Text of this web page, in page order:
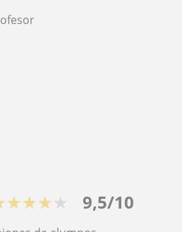
9,5/10